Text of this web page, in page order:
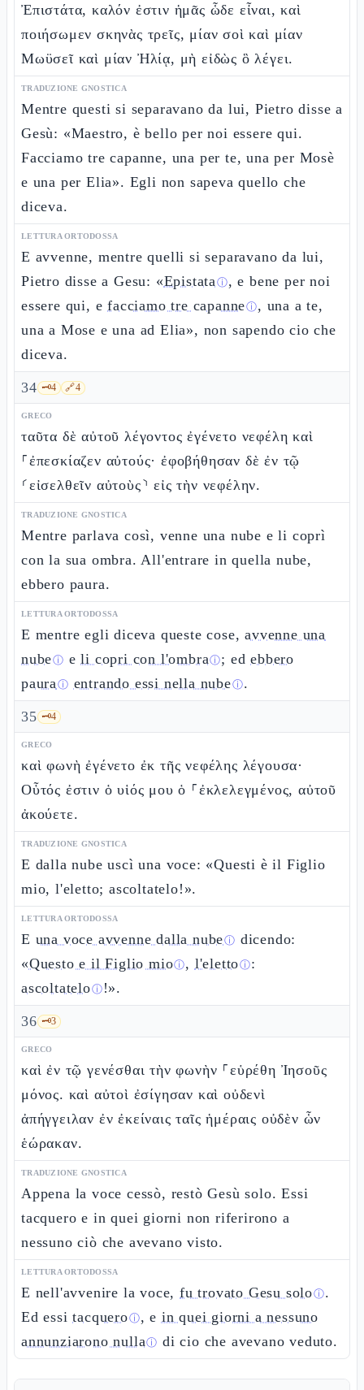
Ἐπιστάτα, καλόν ἐστιν ἡμᾶς ὧδε εἶναι, καὶ
ποιήσωμεν σκηνὰς τρεῖς, μίαν σοὶ καὶ μίαν
Μωϋσεῖ καὶ μίαν Ἠλίᾳ, μὴ εἰδὼς ὃ λέγει.
TRADUZIONE GNOSTICA
Mentre questi si separavano da lui, Pietro disse a
Gesù: «Maestro, è bello per noi essere qui.
Facciamo tre capanne, una per te, una per Mosè
e una per Elia». Egli non sapeva quello che
diceva.
LETTURA ORTODOSSA
E avvenne, mentre quelli si separavano da lui,
Pietro disse a Gesu: «Epistataⓘ, e bene per noi
essere qui, efacciamo tre capanneⓘ, una a te,
una a Mose e una ad Elia», non sapendo cio che
diceva.
34 🗝️4 🔗4
GRECO
ταῦτα δὲ αὐτοῦ λέγοντος ἐγένετο νεφέλη καὶ
⸀ἐπεσκίαζεν αὐτούς· ἐφοβήθησαν δὲ ἐν τῷ
⸂εἰσελθεῖν αὐτοὺς⸃ εἰς τὴν νεφέλην.
TRADUZIONE GNOSTICA
Mentre parlava così, venne una nube e li coprì
con la sua ombra. All'entrare in quella nube,
ebbero paura.
LETTURA ORTODOSSA
E mentre egli diceva queste cose,avvenne una
nubeⓘ eli copri con l'ombraⓘ; edebbero
pauraⓘ entrando essi nella nubeⓘ.
35 🗝️4
GRECO
καὶ φωνὴ ἐγένετο ἐκ τῆς νεφέλης λέγουσα·
Οὗτός ἐστιν ὁ υἱός μου ὁ ⸀ἐκλελεγμένος, αὐτοῦ
ἀκούετε.
TRADUZIONE GNOSTICA
E dalla nube uscì una voce: «Questi è il Figlio
mio, l'eletto; ascoltatelo!».
LETTURA ORTODOSSA
E una voce avvenne dalla nubeⓘ dicendo:
«Questo e il Figlio mioⓘ, l'elettoⓘ:
ascoltateloⓘ !».
36 🗝️3
GRECO
καὶ ἐν τῷ γενέσθαι τὴν φωνὴν ⸀εὑρέθη Ἰησοῦς
μόνος. καὶ αὐτοὶ ἐσίγησαν καὶ οὐδενὶ
ἀπήγγειλαν ἐν ἐκείναις ταῖς ἡμέραις οὐδὲν ὧν
ἑώρακαν.
TRADUZIONE GNOSTICA
Appena la voce cessò, restò Gesù solo. Essi
tacquero e in quei giorni non riferirono a
nessuno ciò che avevano visto.
LETTURA ORTODOSSA
E nell'avvenire la voce,fu trovato Gesu soloⓘ.
Ed essitacqueroⓘ, e in quei giorni a nessuno
annunziarono nullaⓘ di cio che avevano veduto.